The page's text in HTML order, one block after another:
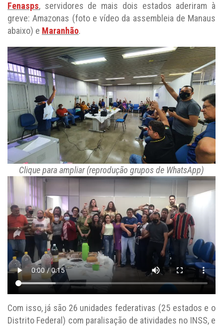
Fenasps, servidores de mais dois estados aderiram à
greve: Amazonas (foto e vídeo da assembleia de Manaus
abaixo) e Maranhão.
Clique para ampliar (reprodução grupos de WhatsApp)
Com isso, já são 26 unidades federativas (25 estados e o
Distrito Federal) com paralisação de atividades no INSS, e